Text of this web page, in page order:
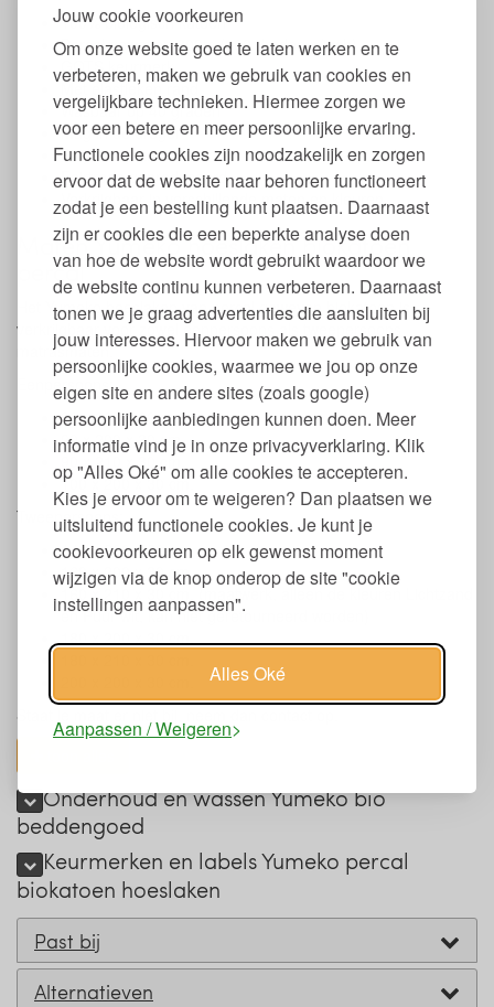
Jouw cookie voorkeuren
Om onze website goed te laten werken en te
verbeteren, maken we gebruik van cookies en
vergelijkbare technieken. Hiermee zorgen we
voor een betere en meer persoonlijke ervaring.
Functionele cookies zijn noodzakelijk en zorgen
ervoor dat de website naar behoren functioneert
zodat je een bestelling kunt plaatsen. Daarnaast
zijn er cookies die een beperkte analyse doen
van hoe de website wordt gebruikt waardoor we
de website continu kunnen verbeteren. Daarnaast
tonen we je graag advertenties die aansluiten bij
jouw interesses. Hiervoor maken we gebruik van
persoonlijke cookies, waarmee we jou op onze
eigen site en andere sites (zoals google)
persoonlijke aanbiedingen kunnen doen. Meer
informatie vind je in onze privacyverklaring. Klik
op "Alles Oké" om alle cookies te accepteren.
Kies je ervoor om te weigeren? Dan plaatsen we
uitsluitend functionele cookies. Je kunt je
cookievoorkeuren op elk gewenst moment
wijzigen via de knop onderop de site "cookie
instellingen aanpassen".
Alles Oké
Aanpassen / Weigeren
100% biologisch katoen
Percal geweven 300tc (300 draden p/inch)
GOTS keurmerk
Met elastieken rand
Wasbaar op 40 graden
Mag in de droger
Strijken op katoenstand
Fairtrade geproduceerd
Verkrijgbaar in verschillende maten en kleuren
Maten Yumeko hoeslaken biokatoen
percal
Het Yumeko hoeslaken van percal geweven biokatoen is
verkrijgbaar voor zowel eenpersoons als tweepersoons
matrasmaten:
Eenpersoons:
80 x 200 x 30 cm.
90 x 200 x 30 cm.
90 x 210 x 30 cm.
100 x 200 x 30 cm.
Tweepersoons:
140 x 200 x 30 cm.
160 x 200 x 30 cm.
160 x 210 x 30 cm. (maatwerk, alleen de kleuren Lichtzand
en Puur wit, kan niet geretourneerd worden)
180 x 200 x 30 cm.
Staat je maat er niet bij, neem dan contact op.
Onderhoud en wassen Yumeko bio
beddengoed
Keurmerken en labels Yumeko percal
biokatoen hoeslaken
Past bij
Alternatieven